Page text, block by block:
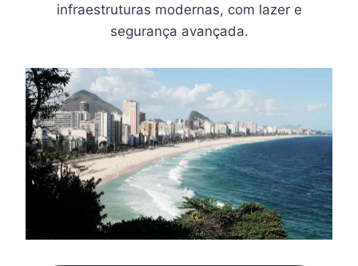
infraestruturas modernas, com lazer e
segurança avançada.